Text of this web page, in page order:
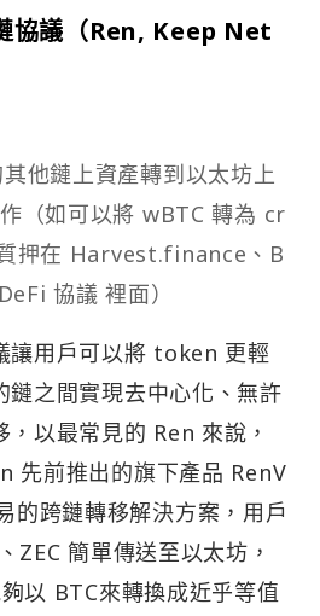
協議（Ren, Keep Net
他鏈上資產轉到以太坊上
（如可以將 wBTC 轉為 cr
押在 Harvest.finance、B
協議 裡面）
讓用戶可以將 token 更輕
鏈之間實現去中心化、無許
以最常見的 Ren 來說，
先前推出的旗下產品 RenV
的跨鏈轉移解決方案，用戶
ZEC 簡單傳送至以太坊，
以 BTC來轉換成近乎等值